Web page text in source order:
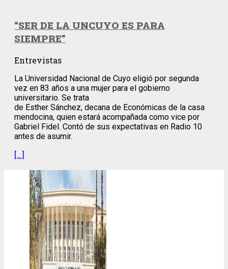
“SER DE LA UNCUYO ES PARA
SIEMPRE”
Entrevistas
La Universidad Nacional de Cuyo eligió por segunda
vez en 83 años a una mujer para el gobierno
universitario. Se trata
de Esther Sánchez, decana de Económicas de la casa
mendocina, quien estará acompañada como vice por
Gabriel Fidel. Contó de sus expectativas en Radio 10
antes de asumir.
[…]